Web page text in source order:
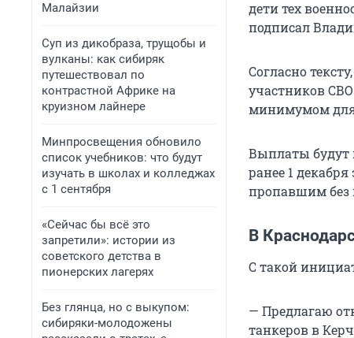
Малайзии
Суп из дикобраза, трущобы и
вулканы: как сибиряк
путешествовал по
контрастной Африке на
круизном лайнере
Минпросвещения обновило
список учебников: что будут
изучать в школах и колледжах
с 1 сентября
«Сейчас бы всё это
запретили»: истории из
советского детства в
пионерских лагерях
Без глянца, но с выкупом:
сибиряки-молодожены
дети тех
подписал
Согласно
участников
минимумом для
Выплаты будут
ранее 1
пропавшим без
В
С такой
— Предлагаю
танкеров в